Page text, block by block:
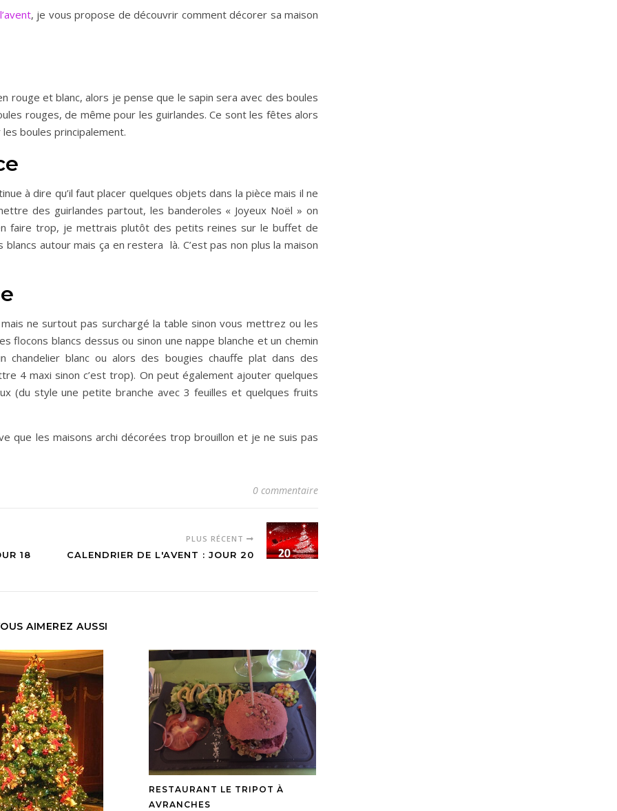
, je vous propose de découvrir comment décorer sa maison
rouge et blanc, alors je pense que le sapin sera avec des boules
rouges, de même pour les guirlandes. Ce sont les fêtes alors
boules principalement.
à dire qu’il faut placer quelques objets dans la pièce mais il ne
des guirlandes partout, les banderoles « Joyeux Noël » on
faire trop, je mettrais plutôt des petits reines sur le buffet de
autour mais ça en restera là. C’est pas non plus la maison
ne surtout pas surchargé la table sinon vous mettrez ou les
flocons blancs dessus ou sinon une nappe blanche et un chemin
chandelier blanc ou alors des bougies chauffe plat dans des
4 maxi sinon c’est trop). On peut également ajouter quelques
(du style une petite branche avec 3 feuilles et quelques fruits
que les maisons archi décorées trop brouillon et je ne suis pas
0 commentaire
18
PLUS RÉCENT
CALENDRIER DE L'AVENT : JOUR 20
AIMEREZ AUSSI
RESTAURANT LE TRIPOT À
AVRANCHES